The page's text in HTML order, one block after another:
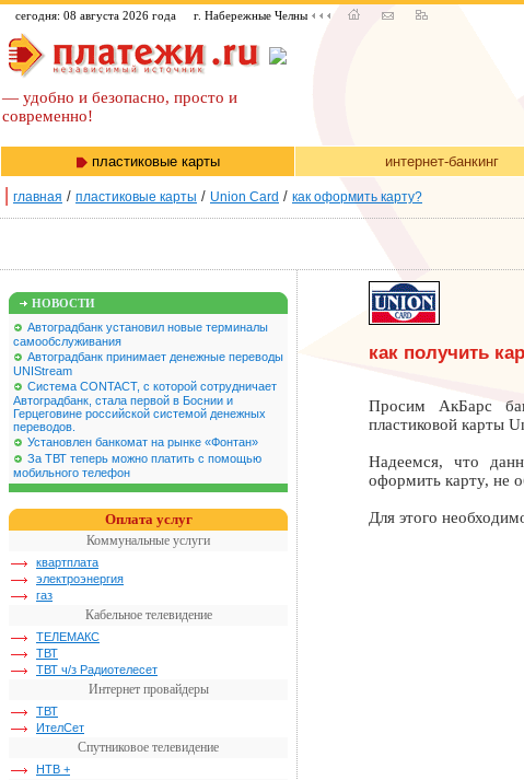
сегодня: 08 августа 2026 года г. Набережные Челны
— удобно и безопасно, просто и
современно!
пластиковые карты интернет-банкинг
| главная / пластиковые карты / Union Card / как оформить карту?
НОВОСТИ
Автоградбанк установил новые терминалы
самообслуживания
Автоградбанк принимает денежные переводы
UNIStream
Система CONTACT, с которой сотрудничает
Автоградбанк, стала первой в Боснии и
Герцеговине российской системой денежных
переводов.
Установлен банкомат на рынке «Фонтан»
За ТВТ теперь можно платить с помощью
мобильного телефон
Оплата услуг
Коммунальные услуги
квартплата
электроэнергия
газ
Кабельное телевидение
ТЕЛЕМАКС
ТВТ
ТВТ ч/з Радиотелесет
Интернет провайдеры
ТВТ
ИтелСет
Спутниковое телевидение
НТВ +
как получить
Просим АкБарс
пластиковой карты
Надеемся, что
оформить карту, не
Для этого